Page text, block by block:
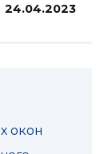
24.04.2023
окон